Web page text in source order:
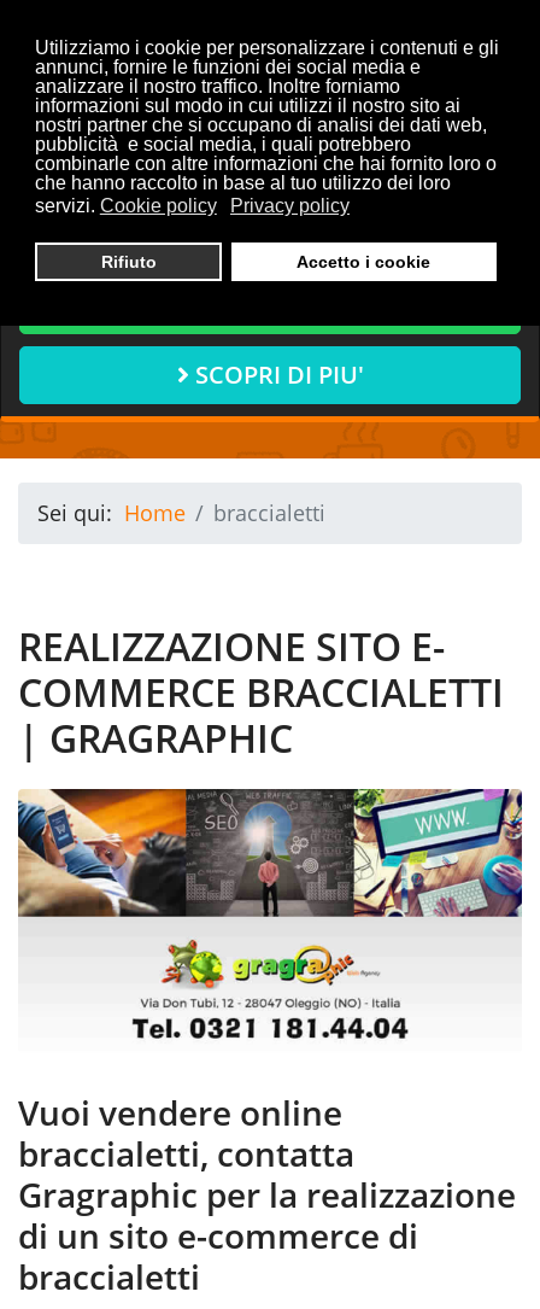
Utilizziamo i cookie per personalizzare i contenuti e gli
annunci, fornire le funzioni dei social media e
analizzare il nostro traffico. Inoltre forniamo
informazioni sul modo in cui utilizzi il nostro sito ai
nostri partner che si occupano di analisi dei dati web,
pubblicità e social media, i quali potrebbero
combinarle con altre informazioni che hai fornito loro o
che hanno raccolto in base al tuo utilizzo dei loro
servizi. Cookie policy Privacy policy
Rifiuto Accetto i cookie
Vuoi discutere con noi del
tuo progetto?
CONTATTACI ORA
SCOPRI DI PIU'
Sei qui: Home braccialetti
REALIZZAZIONE SITO E-
COMMERCE BRACCIALETTI
| GRAGRAPHIC
Vuoi vendere online
braccialetti, contatta
Gragraphic per la realizzazione
di un sito e-commerce di
braccialetti